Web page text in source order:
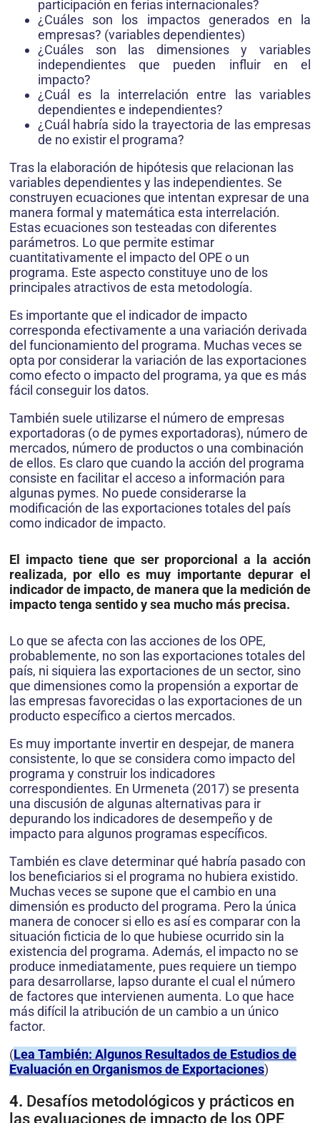
participación en ferias internacionales?
¿Cuáles son los impactos generados en la
empresas? (variables dependientes)
¿Cuáles son las dimensiones y variables
independientes que pueden influir en el
impacto?
¿Cuál es la interrelación entre las variables
dependientes e independientes?
¿Cuál habría sido la trayectoria de las empresas
de no existir el programa?
Tras la elaboración de hipótesis que relacionan las
variables dependientes y las independientes. Se
construyen ecuaciones que intentan expresar de una
manera formal y matemática esta interrelación.
Estas ecuaciones son testeadas con diferentes
parámetros. Lo que permite estimar
cuantitativamente el impacto del OPE o un
programa. Este aspecto constituye uno de los
principales atractivos de esta metodología.
Es importante que el indicador de impacto
corresponda efectivamente a una variación derivada
del funcionamiento del programa. Muchas veces se
opta por considerar la variación de las exportaciones
como efecto o impacto del programa, ya que es más
fácil conseguir los datos.
También suele utilizarse el número de empresas
exportadoras (o de pymes exportadoras), número de
mercados, número de productos o una combinación
de ellos. Es claro que cuando la acción del programa
consiste en facilitar el acceso a información para
algunas pymes. No puede considerarse la
modificación de las exportaciones totales del país
como indicador de impacto.
El impacto tiene que ser proporcional a la acción
realizada, por ello es muy importante depurar el
indicador de impacto, de manera que la medición de
impacto tenga sentido y sea mucho más precisa.
Lo que se afecta con las acciones de los OPE,
probablemente, no son las exportaciones totales del
país, ni siquiera las exportaciones de un sector, sino
que dimensiones como la propensión a exportar de
las empresas favorecidas o las exportaciones de un
producto específico a ciertos mercados.
Es muy importante invertir en despejar, de manera
consistente, lo que se considera como impacto del
programa y construir los indicadores
correspondientes. En Urmeneta (2017) se presenta
una discusión de algunas alternativas para ir
depurando los indicadores de desempeño y de
impacto para algunos programas específicos.
También es clave determinar qué habría pasado con
los beneficiarios si el programa no hubiera existido.
Muchas veces se supone que el cambio en una
dimensión es producto del programa. Pero la única
manera de conocer si ello es así es comparar con la
situación ficticia de lo que hubiese ocurrido sin la
existencia del programa. Además, el impacto no se
produce inmediatamente, pues requiere un tiempo
para desarrollarse, lapso durante el cual el número
de factores que intervienen aumenta. Lo que hace
más difícil la atribución de un cambio a un único
factor.
(Lea También: Algunos Resultados de Estudios de
Evaluación en Organismos de Exportaciones)
4. Desafíos metodológicos y prácticos en
las evaluaciones de impacto de los OPE